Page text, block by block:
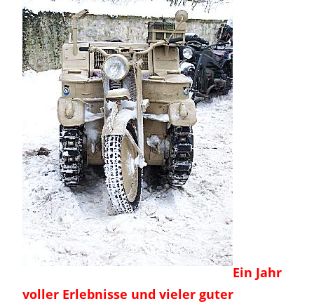
Ein Jahr
voller Erlebnisse und vieler guter